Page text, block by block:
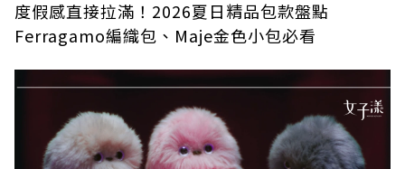
度假感直接拉滿！2026夏日精品包款盤點
Ferragamo編織包、Maje金色小包必看